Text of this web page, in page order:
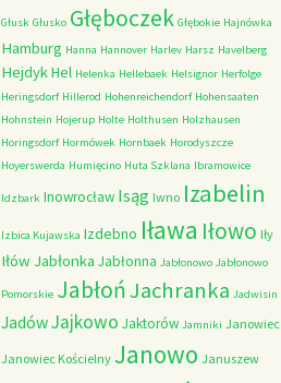
Głusk Głusko Głęboczek Głębokie Hajnówka
Hamburg Hanna Hannover Harlev Harsz Havelberg
HejdykHel Helenka Hellebaek Helsignor Herfolge
Heringsdorf Hillerod Hohenreichendorf Hohensaaten
Hohnstein Hojerup Holte Holthusen Holzhausen
Horingsdorf Hormówek Hornbaek Horodyszcze
Hoyerswerda Humięcino Huta Szklana Ibramowice
Idzbark Inowrocław Isąg Iwno Izabelin
Izbica Kujawska Izdebno Iława Iłowo Iły
Iłów Jabłonka Jabłonna Jabłonowo Jabłonowo
Pomorskie JabłońJachranka Jadwisin
JadówJajkowo Jaktorów Jamniki Janowiec
Janowiec Kościelny Janowo Januszew